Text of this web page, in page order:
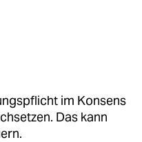
im Konsens
Das kann